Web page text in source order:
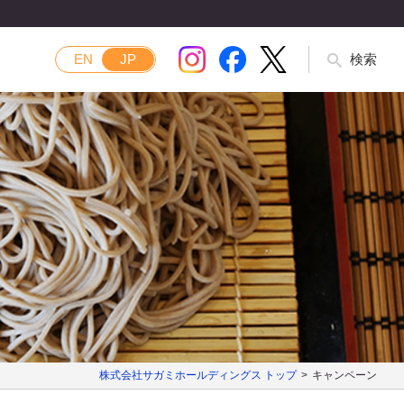
EN JP 検索
株式会社サガミホールディングス トップ キャンペーン